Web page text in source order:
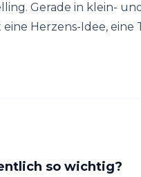
Gerade in klein- und
Herzens-Idee, eine
so wichtig?